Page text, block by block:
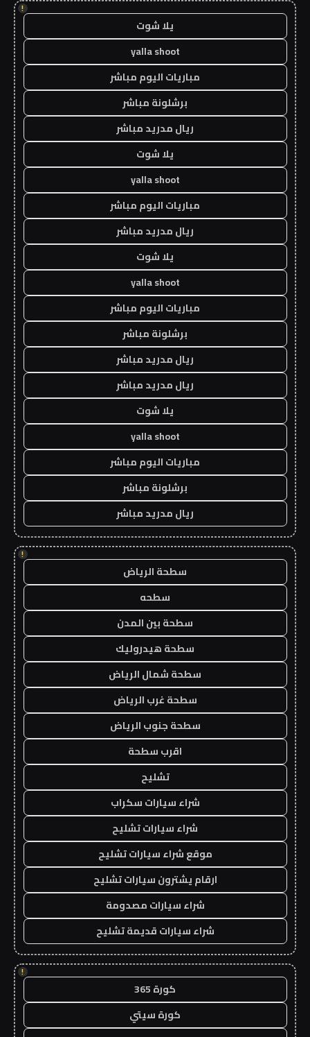
!
يلا شوت
yalla shoot
مباريات اليوم مباشر
برشلونة مباشر
ريال مدريد مباشر
يلا شوت
yalla shoot
مباريات اليوم مباشر
ريال مدريد مباشر
يلا شوت
yalla shoot
مباريات اليوم مباشر
برشلونة مباشر
ريال مدريد مباشر
ريال مدريد مباشر
يلا شوت
yalla shoot
مباريات اليوم مباشر
برشلونة مباشر
ريال مدريد مباشر
!
سطحة الرياض
سطحه
سطحة بين المدن
سطحة هيدروليك
سطحة شمال الرياض
سطحة غرب الرياض
سطحة جنوب الرياض
اقرب سطحة
تشليح
شراء سيارات سكراب
شراء سيارات تشليح
موقع شراء سيارات تشليح
ارقام يشترون سيارات تشليح
شراء سيارات مصدومة
شراء سيارات قديمة تشليح
!
كورة 365
كورة سيتي